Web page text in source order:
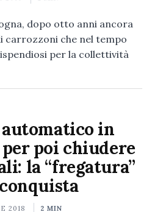
dopo otto anni ancora
carrozzoni che nel tempo
per la collettività
in
poi chiudere
la “fregatura”
2018 2 MIN